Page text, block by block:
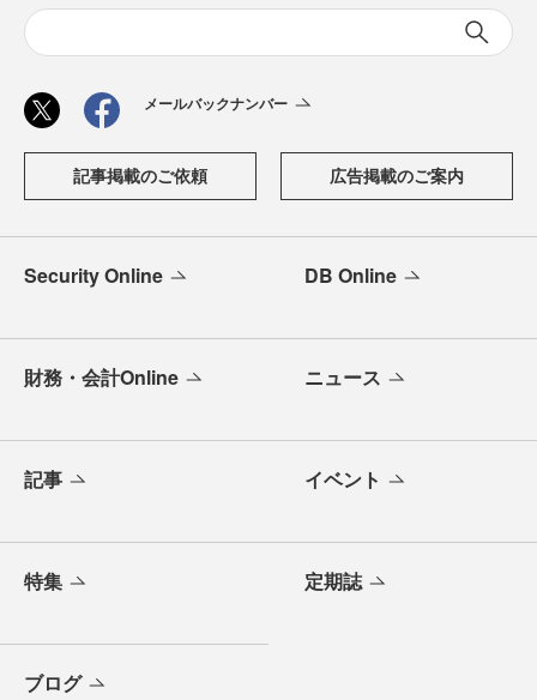
メールバックナンバー
記事掲載のご依頼 広告掲載のご案内
Security Online DB Online
財務・会計Online ニュース
記事 イベント
特集 定期誌
ブログ